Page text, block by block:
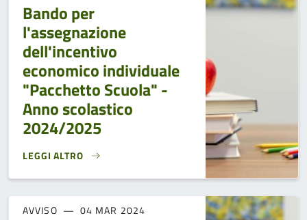
Bando per
l'assegnazione
dell'incentivo
economico individuale
"Pacchetto Scuola" -
Anno scolastico
2024/2025
LEGGI ALTRO
BANDO PER L'ASSEGNAZIONE DELL'INCENTIVO
AVVISO 04 MAR 2024